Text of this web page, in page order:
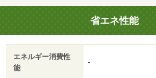
（ドラッグストア）まで８２８ｍ／フ
子山駅前店（コンビニ）まで８４８ｍ
（飲食店）まで１５００ｍ／ホームセン
オ 西大津店（ホームセンター）まで１
十字病院（病院）まで２５００ｍ/賃貸戸
省エネ性能
エネルギー消費性
能
-